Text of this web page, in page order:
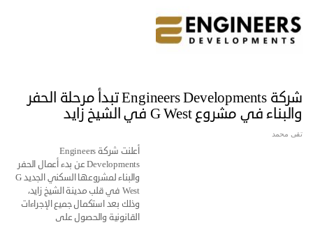
شركة Engineers Developments تبدأ مرحلة الحفر
والبناء في مشروع G West في الشيخ زايد
تقى محمد
أعلنت شركة Engineers
Developments عن بدء أعمال الحفر
والبناء لمشروعها السكني الجديد G
West في قلب مدينة الشيخ زايد،
وذلك بعد استكمال جميع الإجراءات
القانونية والحصول على